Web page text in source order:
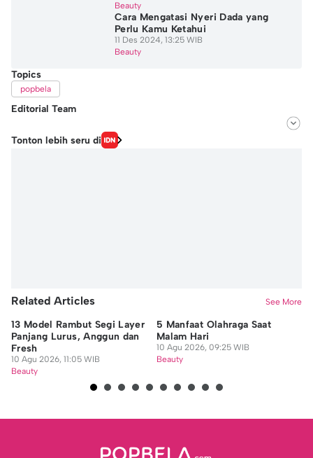
Beauty
Cara Mengatasi Nyeri Dada yang
Perlu Kamu Ketahui
11 Des 2024, 13:25 WIB
Beauty
Topics
popbela
Editorial Team
Editor
Jennifer Alexis Tanjung
Tonton lebih seru di
Related Articles See More
13 Model Rambut Segi Layer
Panjang Lurus, Anggun dan
Fresh
10 Agu 2026, 11:05 WIB
Beauty
5 Manfaat Olahraga Saat
Malam Hari
10 Agu 2026, 09:25 WIB
Beauty